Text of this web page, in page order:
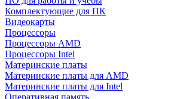
Комплектующие для ПК
Видеокарты
Процессоры
Процессоры AMD
Процессоры Intel
Материнские платы
Материнские платы для AMD
Материнские платы для Intel
Оперативная память